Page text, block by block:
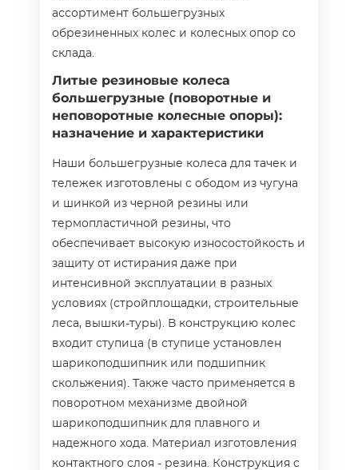
ассортимент большегрузных
обрезиненных колес и колесных опор со
склада.
Литые резиновые колеса
большегрузные (поворотные и
неповоротные колесные опоры):
назначение и характеристики
Наши большегрузные колеса для тачек и
тележек изготовлены с ободом из чугуна
и шинкой из черной резины или
термопластичной резины, что
обеспечивает высокую износостойкость и
защиту от истирания даже при
интенсивной эксплуатации в разных
условиях (стройплощадки, строительные
леса, вышки-туры). В конструкцию колес
входит ступица (в ступице установлен
шарикоподшипник или подшипник
скольжения). Также часто применяется в
поворотном механизме двойной
шарикоподшипник для плавного и
надежного хода. Материал изготовления
контактного слоя - резина. Конструкция с